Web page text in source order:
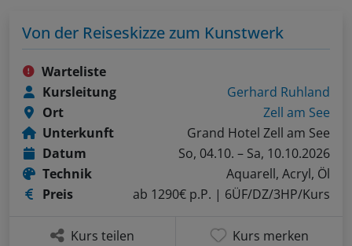
Von der Reiseskizze zum Kunstwerk
Warteliste
Kursleitung
Gerhard Ruhland
Ort
Zell am See
Unterkunft
Grand Hotel Zell am See
Datum
So, 04.10. – Sa, 10.10.2026
Technik
Aquarell, Acryl, Öl
Preis
ab 1290€ p.P. | 6ÜF/DZ/3HP/Kurs
Kurs teilen Kurs merken